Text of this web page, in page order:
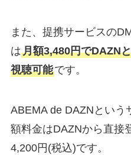
また、提携サービスの
は月額3,480円でDAZN
視聴可能です。
ABEMA de DAZNという
額料金はDAZNから直接
4,200円(税込)です。